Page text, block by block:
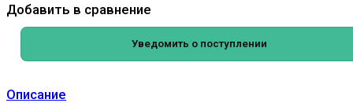
Добавить в сравнение
Уведомить о поступлении
Описание